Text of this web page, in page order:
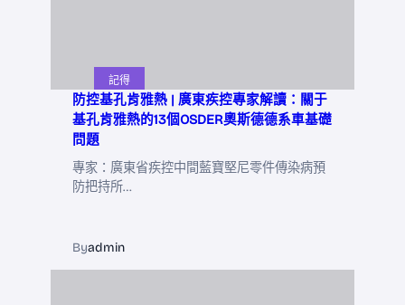
記得
防控基孔肯雅熱 | 廣東疾控專家解讀：關于
基孔肯雅熱的13個OSDER奧斯德德系車基礎
問題
專家：廣東省疾控中間藍寶堅尼零件傳染病預
防把持所…
Byadmin